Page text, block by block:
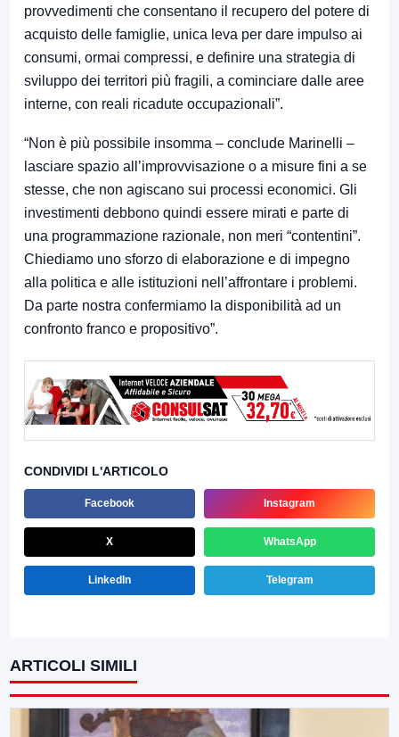
provvedimenti che consentano il recupero del potere di
acquisto delle famiglie, unica leva per dare impulso ai
consumi, ormai compressi, e definire una strategia di
sviluppo dei territori più fragili, a cominciare dalle aree
interne, con reali ricadute occupazionali”.
“Non è più possibile insomma – conclude Marinelli –
lasciare spazio all’improvvisazione o a misure fini a se
stesse, che non agiscano sui processi economici. Gli
investimenti debbono quindi essere mirati e parte di
una programmazione razionale, non meri “contentini”.
Chiediamo uno sforzo di elaborazione e di impegno
alla politica e alle istituzioni nell’affrontare i problemi.
Da parte nostra confermiamo la disponibilità ad un
confronto franco e propositivo”.
CONDIVIDI L'ARTICOLO
Facebook Instagram
X WhatsApp
LinkedIn Telegram
ARTICOLI SIMILI